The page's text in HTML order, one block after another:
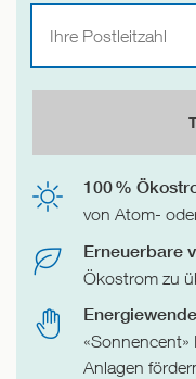
100 %
von Atom-
Erneuerbare
Ökostrom zu
«Sonnencent»
Anlagen